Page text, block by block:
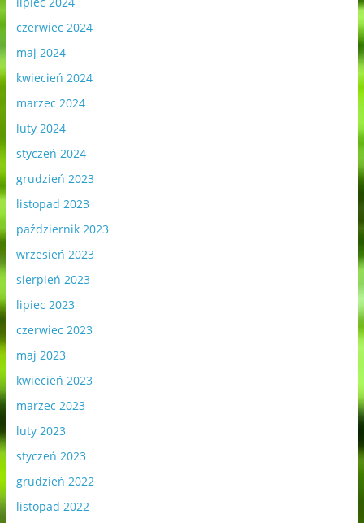
czerwiec 2024
maj 2024
kwiecień 2024
marzec 2024
luty 2024
styczeń 2024
grudzień 2023
listopad 2023
październik 2023
wrzesień 2023
sierpień 2023
lipiec 2023
czerwiec 2023
maj 2023
kwiecień 2023
marzec 2023
luty 2023
styczeń 2023
grudzień 2022
listopad 2022